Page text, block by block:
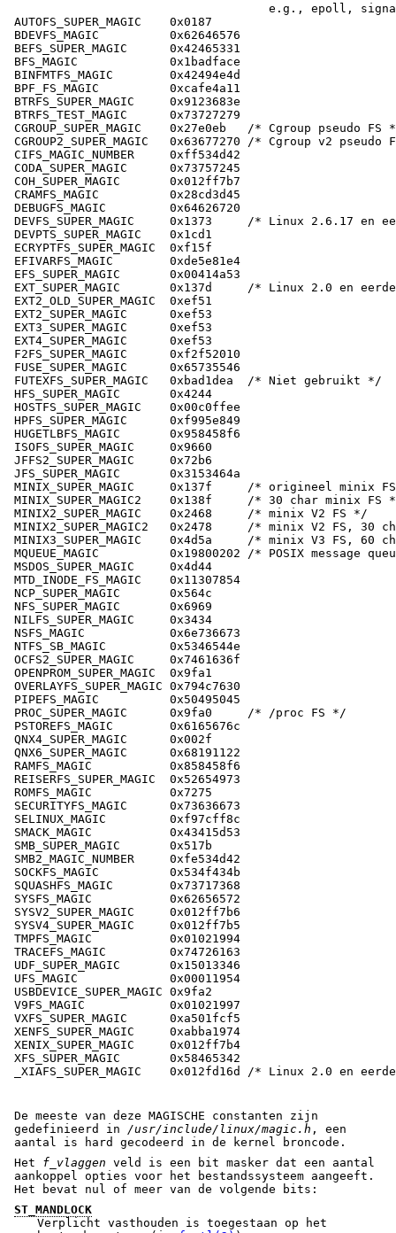
e.g., epoll,
AUTOFS_SUPER_MAGIC    0x0187
BDEVFS_MAGIC          0x62646576
BEFS_SUPER_MAGIC      0x42465331
BFS_MAGIC             0x1badface
BINFMTFS_MAGIC        0x42494e4d
BPF_FS_MAGIC          0xcafe4a11
BTRFS_SUPER_MAGIC     0x9123683e
BTRFS_TEST_MAGIC      0x73727279
CGROUP_SUPER_MAGIC    0x27e0eb   /* Cgroup pseudo FS
CGROUP2_SUPER_MAGIC   0x63677270 /* Cgroup v2 pseudo
CIFS_MAGIC_NUMBER     0xff534d42
CODA_SUPER_MAGIC      0x73757245
COH_SUPER_MAGIC       0x012ff7b7
CRAMFS_MAGIC          0x28cd3d45
DEBUGFS_MAGIC         0x64626720
DEVFS_SUPER_MAGIC     0x1373     /* Linux 2.6.17 en
DEVPTS_SUPER_MAGIC    0x1cd1
ECRYPTFS_SUPER_MAGIC  0xf15f
EFIVARFS_MAGIC        0xde5e81e4
EFS_SUPER_MAGIC       0x00414a53
EXT_SUPER_MAGIC       0x137d     /* Linux 2.0 en
EXT2_OLD_SUPER_MAGIC  0xef51
EXT2_SUPER_MAGIC      0xef53
EXT3_SUPER_MAGIC      0xef53
EXT4_SUPER_MAGIC      0xef53
F2FS_SUPER_MAGIC      0xf2f52010
FUSE_SUPER_MAGIC      0x65735546
FUTEXFS_SUPER_MAGIC   0xbad1dea  /* Niet gebruikt */
HFS_SUPER_MAGIC       0x4244
HOSTFS_SUPER_MAGIC    0x00c0ffee
HPFS_SUPER_MAGIC      0xf995e849
HUGETLBFS_MAGIC       0x958458f6
ISOFS_SUPER_MAGIC     0x9660
JFFS2_SUPER_MAGIC     0x72b6
JFS_SUPER_MAGIC       0x3153464a
MINIX_SUPER_MAGIC     0x137f     /* origineel minix
MINIX_SUPER_MAGIC2    0x138f     /* 30 char minix FS
MINIX2_SUPER_MAGIC    0x2468     /* minix V2 FS */
MINIX2_SUPER_MAGIC2   0x2478     /* minix V2 FS, 30
MINIX3_SUPER_MAGIC    0x4d5a     /* minix V3 FS, 60
MQUEUE_MAGIC          0x19800202 /* POSIX message
MSDOS_SUPER_MAGIC     0x4d44
MTD_INODE_FS_MAGIC    0x11307854
NCP_SUPER_MAGIC       0x564c
NFS_SUPER_MAGIC       0x6969
NILFS_SUPER_MAGIC     0x3434
NSFS_MAGIC            0x6e736673
NTFS_SB_MAGIC         0x5346544e
OCFS2_SUPER_MAGIC     0x7461636f
OPENPROM_SUPER_MAGIC  0x9fa1
OVERLAYFS_SUPER_MAGIC 0x794c7630
PIPEFS_MAGIC          0x50495045
PROC_SUPER_MAGIC      0x9fa0     /* /proc FS */
PSTOREFS_MAGIC        0x6165676c
QNX4_SUPER_MAGIC      0x002f
QNX6_SUPER_MAGIC      0x68191122
RAMFS_MAGIC           0x858458f6
REISERFS_SUPER_MAGIC  0x52654973
ROMFS_MAGIC           0x7275
SECURITYFS_MAGIC      0x73636673
SELINUX_MAGIC         0xf97cff8c
SMACK_MAGIC           0x43415d53
SMB_SUPER_MAGIC       0x517b
SMB2_MAGIC_NUMBER     0xfe534d42
SOCKFS_MAGIC          0x534f434b
SQUASHFS_MAGIC        0x73717368
SYSFS_MAGIC           0x62656572
SYSV2_SUPER_MAGIC     0x012ff7b6
SYSV4_SUPER_MAGIC     0x012ff7b5
TMPFS_MAGIC           0x01021994
TRACEFS_MAGIC         0x74726163
UDF_SUPER_MAGIC       0x15013346
UFS_MAGIC             0x00011954
USBDEVICE_SUPER_MAGIC 0x9fa2
V9FS_MAGIC            0x01021997
VXFS_SUPER_MAGIC      0xa501fcf5
XENFS_SUPER_MAGIC     0xabba1974
XENIX_SUPER_MAGIC     0x012ff7b4
XFS_SUPER_MAGIC       0x58465342
De meeste van deze MAGISCHE constanten zijn
gedefinieerd in /usr/include/linux/magic.h , een
aantal is hard gecodeerd in de kernel broncode.
Het f_vlaggen veld is een bit masker dat een aantal
aankoppel opties voor het bestandssysteem aangeeft.
Het bevat nul of meer van de volgende bits:
ST_MANDLOCK
Verplicht vasthouden is toegestaan op het